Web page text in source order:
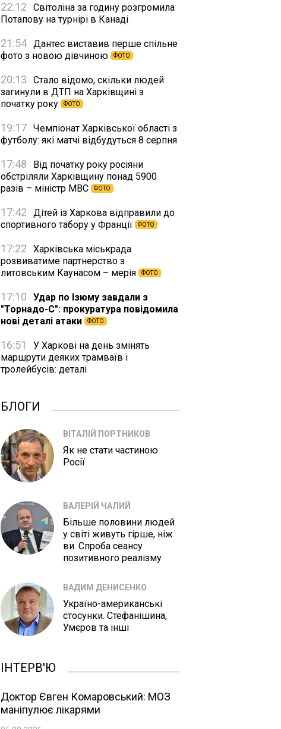
22:12
Світоліна за годину розгромила
Потапову на турнірі в Канаді
21:54 Дантес виставив перше спільне
фото з новою дівчиною
ФОТО
20:13
Стало відомо, скільки людей
загинули в ДТП на Харківщині з
початку року
ФОТО
19:17 Чемпіонат Харківської області з
футболу: які матчі відбудуться 8 серпня
17:48
Від початку року росіяни
обстріляли Харківщину понад 5900
разів – міністр МВС
ФОТО
17:42
Дітей із Харкова відправили до
спортивного табору у Франції
ФОТО
17:22
Харківська міськрада
розвиватиме партнерство з
литовським Каунасом – мерія
ФОТО
17:10
Удар по Ізюму завдали з
"Торнадо-С": прокуратура повідомила
нові деталі атаки
ФОТО
16:51
У Харкові на день змінять
маршрути деяких трамваїв і
тролейбусів: деталі
БЛОГИ
ВІТАЛІЙ ПОРТНИКОВ
Як не стати частиною
Росії
ВАЛЕРІЙ ЧАЛИЙ
Більше половини людей
у світі живуть гірше, ніж
ви. Спроба сеансу
позитивного реалізму
ВАДИМ ДЕНИСЕНКО
Україно-американські
стосунки. Стефанішина,
Умєров та інші
ІНТЕРВ'Ю
Доктор Євген Комаровський: МОЗ
маніпулює лікарями